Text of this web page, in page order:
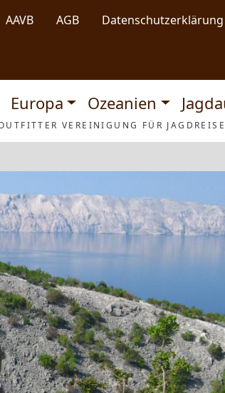
AAVB AGB Datenschutzerklärung
Europa Ozeanien
VEREINIGUNG FÜR